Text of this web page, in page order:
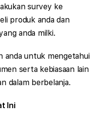
survey ke
produk anda dan
anda milki.
anda untuk mengetahui
serta kebiasaan lain
dalam berbelanja.
Ini